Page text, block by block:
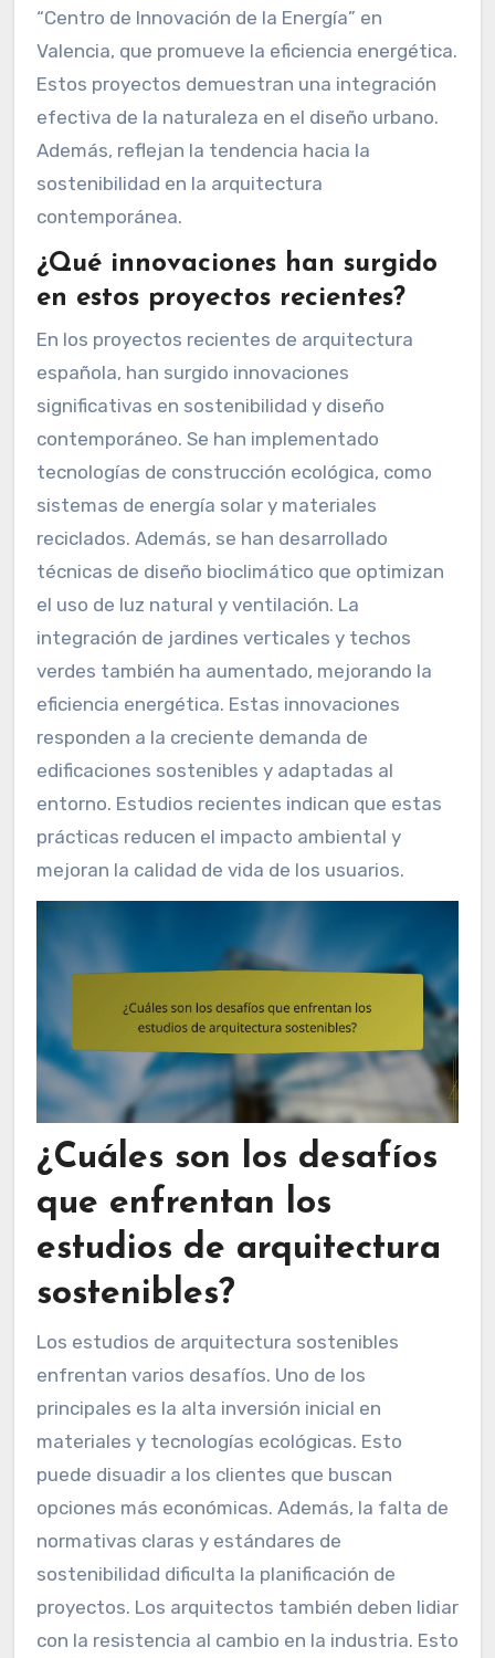
“Centro de Innovación de la Energía” en
Valencia, que promueve la eficiencia energética.
Estos proyectos demuestran una integración
efectiva de la naturaleza en el diseño urbano.
Además, reflejan la tendencia hacia la
sostenibilidad en la arquitectura
contemporánea.
¿Qué innovaciones han surgido
en estos proyectos recientes?
En los proyectos recientes de arquitectura
española, han surgido innovaciones
significativas en sostenibilidad y diseño
contemporáneo. Se han implementado
tecnologías de construcción ecológica, como
sistemas de energía solar y materiales
reciclados. Además, se han desarrollado
técnicas de diseño bioclimático que optimizan
el uso de luz natural y ventilación. La
integración de jardines verticales y techos
verdes también ha aumentado, mejorando la
eficiencia energética. Estas innovaciones
responden a la creciente demanda de
edificaciones sostenibles y adaptadas al
entorno. Estudios recientes indican que estas
prácticas reducen el impacto ambiental y
mejoran la calidad de vida de los usuarios.
¿Cuáles son los desafíos
que enfrentan los
estudios de arquitectura
sostenibles?
Los estudios de arquitectura sostenibles
enfrentan varios desafíos. Uno de los
principales es la alta inversión inicial en
materiales y tecnologías ecológicas. Esto
puede disuadir a los clientes que buscan
opciones más económicas. Además, la falta de
normativas claras y estándares de
sostenibilidad dificulta la planificación de
proyectos. Los arquitectos también deben lidiar
con la resistencia al cambio en la industria. Esto